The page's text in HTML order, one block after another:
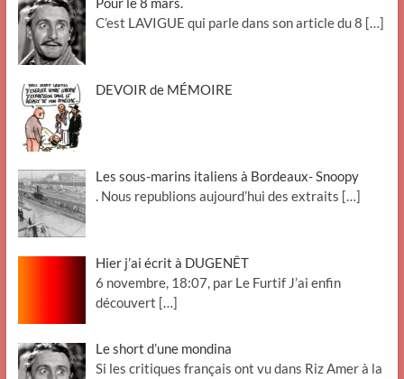
C’est LAVIGUE qui parle dans son article du 8 […]
DEVOIR de MÉMOIRE
Les sous-marins italiens à Bordeaux- Snoopy
. Nous republions aujourd’hui des extraits […]
Hier j’ai écrit à DUGENÊT
6 novembre, 18:07, par Le Furtif J’ai enfin
découvert […]
Le short d’une mondina
Si les critiques français ont vu dans Riz Amer à la